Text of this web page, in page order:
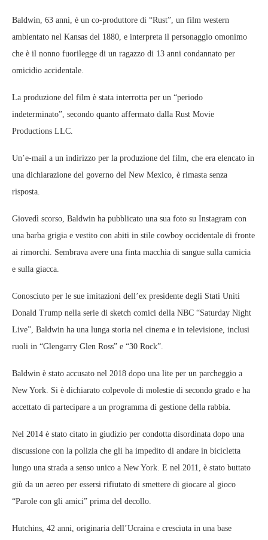
Baldwin, 63 anni, è un co-produttore di “Rust”, un film western
ambientato nel Kansas del 1880, e interpreta il personaggio omonimo
che è il nonno fuorilegge di un ragazzo di 13 anni condannato per
omicidio accidentale.
La produzione del film è stata interrotta per un “periodo
indeterminato”, secondo quanto affermato dalla Rust Movie
Productions LLC.
Un’e-mail a un indirizzo per la produzione del film, che era elencato in
una dichiarazione del governo del New Mexico, è rimasta senza
risposta.
Giovedì scorso, Baldwin ha pubblicato una sua foto su Instagram con
una barba grigia e vestito con abiti in stile cowboy occidentale di fronte
ai rimorchi. Sembrava avere una finta macchia di sangue sulla camicia
e sulla giacca.
Conosciuto per le sue imitazioni dell’ex presidente degli Stati Uniti
Donald Trump nella serie di sketch comici della NBC “Saturday Night
Live”, Baldwin ha una lunga storia nel cinema e in televisione, inclusi
ruoli in “Glengarry Glen Ross” e “30 Rock”.
Baldwin è stato accusato nel 2018 dopo una lite per un parcheggio a
New York. Si è dichiarato colpevole di molestie di secondo grado e ha
accettato di partecipare a un programma di gestione della rabbia.
Nel 2014 è stato citato in giudizio per condotta disordinata dopo una
discussione con la polizia che gli ha impedito di andare in bicicletta
lungo una strada a senso unico a New York. E nel 2011, è stato buttato
giù da un aereo per essersi rifiutato di smettere di giocare al gioco
“Parole con gli amici” prima del decollo.
Hutchins, 42 anni, originaria dell’Ucraina e cresciuta in una base